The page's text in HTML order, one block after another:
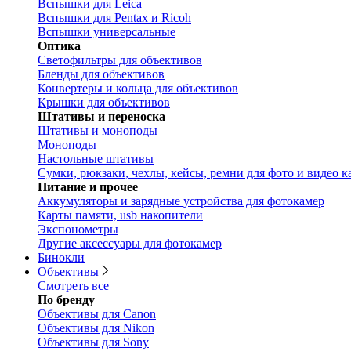
Вспышки для Leica
Вспышки для Pentax и Ricoh
Вспышки универсальные
Оптика
Светофильтры для объективов
Бленды для объективов
Конвертеры и кольца для объективов
Крышки для объективов
Штативы и переноска
Штативы и моноподы
Моноподы
Настольные штативы
Сумки, рюкзаки, чехлы, кейсы, ремни для фото и видео
Питание и прочее
Аккумуляторы и зарядные устройства для фотокамер
Карты памяти, usb накопители
Экспонометры
Другие аксессуары для фотокамер
Бинокли
Объективы
Смотреть все
По бренду
Объективы для Canon
Объективы для Nikon
Объективы для Sony